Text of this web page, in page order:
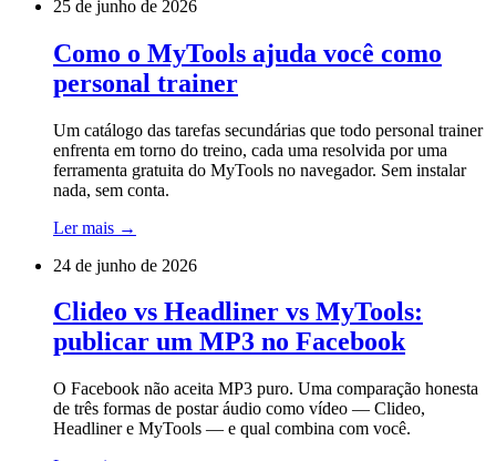
25 de junho de 2026
Como o MyTools ajuda você como
personal trainer
Um catálogo das tarefas secundárias que todo personal trainer
enfrenta em torno do treino, cada uma resolvida por uma
ferramenta gratuita do MyTools no navegador. Sem instalar
nada, sem conta.
Ler mais →
24 de junho de 2026
Clideo vs Headliner vs MyTools:
publicar um MP3 no Facebook
O Facebook não aceita MP3 puro. Uma comparação honesta
de três formas de postar áudio como vídeo — Clideo,
Headliner e MyTools — e qual combina com você.